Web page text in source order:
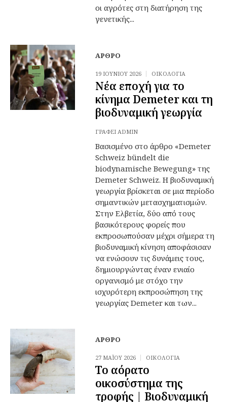
οι αγρότες στη διατήρηση της
γενετικής...
ΆΡΘΡΟ
19 ΙΟΥΝΊΟΥ 2026 ΟΙΚΟΛΟΓΊΑ
Νέα εποχή για το
κίνημα Demeter και τη
βιοδυναμική γεωργία
ΓΡΆΦΕΙ ADMIN
Βασισμένο στο άρθρο «Demeter
Schweiz bündelt die
biodynamische Bewegung» της
Demeter Schweiz. Η βιοδυναμική
γεωργία βρίσκεται σε μια περίοδο
σημαντικών μετασχηματισμών.
Στην Ελβετία, δύο από τους
βασικότερους φορείς που
εκπροσωπούσαν μέχρι σήμερα τη
βιοδυναμική κίνηση αποφάσισαν
να ενώσουν τις δυνάμεις τους,
δημιουργώντας έναν ενιαίο
οργανισμό με στόχο την
ισχυρότερη εκπροσώπηση της
γεωργίας Demeter και των...
ΆΡΘΡΟ
27 ΜΑΪ́ΟΥ 2026 ΟΙΚΟΛΟΓΊΑ
Το αόρατο
οικοσύστημα της
τροφής | Βιοδυναμική